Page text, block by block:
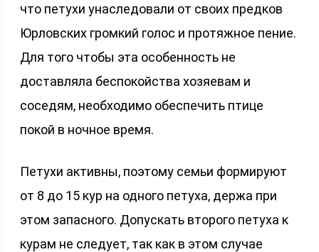
что петухи унаследовали от своих предков
Юрловских громкий голос и протяжное пение.
Для того чтобы эта особенность не
доставляла беспокойства хозяевам и
соседям, необходимо обеспечить птице
покой в ночное время.
Петухи активны, поэтому семьи формируют
от 8 до 15 кур на одного петуха, держа при
этом запасного. Допускать второго петуха к
курам не следует, так как в этом случае